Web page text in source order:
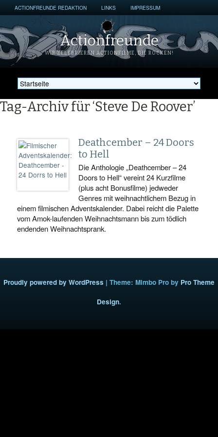
ACTIONFREUNDE REDAKTION LINKS IMPRESSUM
Actionfreunde
WIR ZELEBRIEREN ACTIONFILME, DIE ROCKEN!
Tag-Archiv für ‘Steve De Roover’
Deathcember – 24 Doors
to Hell
Die Anthologie „Deathcember – 24
Doors to Hell“ vereint 24 Kurzfilme
(plus acht Bonusfilme) jedweder
Genres mit weihnachtlichem Bezug in
einem filmischen Adventskalender. Dabei reicht die Palette
vom Amok-laufenden Weihnachtsmann bis zum tödlich
endenden Weihnachtsprank.
Proudly powered by WordPress | Theme: Mimbo Pro by Pro Theme
Design.